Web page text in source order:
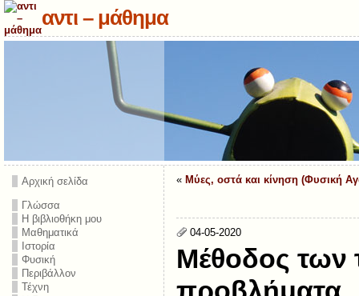
αντι – μάθημα
Αρχική σελίδα
Γλώσσα
Η βιβλιοθήκη μου
Μαθηματικά
Ιστορία
Φυσική
Περιβάλλον
Τέχνη
« Μύες, οστά και κίνηση (Φυσική
04-05-2020
Μέθοδος των